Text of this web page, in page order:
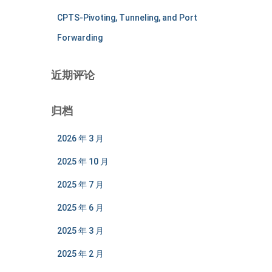
CPTS-Pivoting, Tunneling, and Port
Forwarding
近期评论
归档
2026 年 3 月
2025 年 10 月
2025 年 7 月
2025 年 6 月
2025 年 3 月
2025 年 2 月